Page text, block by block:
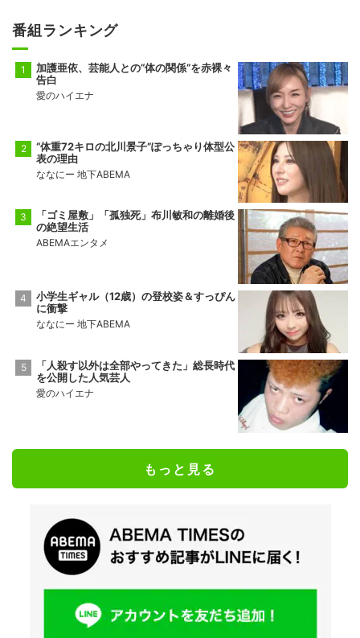
番組ランキング
加護亜依、芸能人との“体の関係”を赤裸々
告白
愛のハイエナ
“体重72キロの北川景子”ぽっちゃり体型公
表の理由
ななにー 地下ABEMA
「ゴミ屋敷」「孤独死」布川敏和の離婚後
の絶望生活
ABEMAエンタメ
小学生ギャル（12歳）の登校姿＆すっぴん
に衝撃
ななにー 地下ABEMA
「人殺す以外は全部やってきた」総長時代
を公開した人気芸人
愛のハイエナ
もっと見る